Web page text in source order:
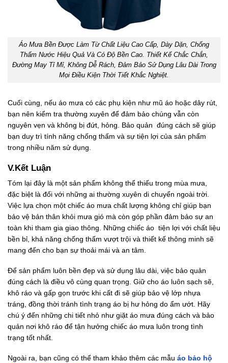
Áo Mưa Bền Được Làm Từ Chất Liệu Cao Cấp, Dày Dặn, Chống
Thấm Nước Hiệu Quả Và Có Độ Bền Cao. Thiết Kế Chắc Chắn,
Đường May Tỉ Mỉ, Không Dễ Rách, Đảm Bảo Sử Dụng Lâu Dài Trong
Mọi Điều Kiện Thời Tiết Khắc Nghiệt.
Cuối cùng, nếu áo mưa có các phụ kiện như mũ áo hoặc dây rút,
bạn nên kiểm tra thường xuyên để đảm bảo chúng vẫn còn
nguyên vẹn và không bị đứt, hỏng. Bảo quản đúng cách sẽ giúp
bạn duy trì tính năng chống thấm và sự tiện lợi của sản phẩm
trong nhiều năm sử dụng.
V.Kết Luận
Tóm lại đây là một sản phẩm không thể thiếu trong mùa mưa,
đặc biệt là đối với những ai thường xuyên di chuyển ngoài trời.
Việc lựa chọn một chiếc áo mưa chất lượng không chỉ giúp bạn
bảo vệ bản thân khỏi mưa gió mà còn góp phần đảm bảo sự an
toàn khi tham gia giao thông. Những chiếc áo tiện lợi với chất liệu
bền bỉ, khả năng chống thấm vượt trội và thiết kế thông minh sẽ
mang đến cho bạn sự thoải mái và an tâm.
Để sản phẩm luôn bền đẹp và sử dụng lâu dài, việc bảo quản
đúng cách là điều vô cùng quan trọng. Giữ cho áo luôn sạch sẽ,
khô ráo và gấp gọn trước khi cất đi sẽ giúp bảo vệ lớp nhựa
tráng, đồng thời tránh tình trạng áo bị hư hỏng do ẩm ướt. Hãy
chú ý đến những chi tiết nhỏ như giặt áo mưa đúng cách và bảo
quản nơi khô ráo để tận hưởng chiếc áo mưa luôn trong tình
trạng tốt nhất.
Ngoài ra, bạn cũng có thể tham khảo thêm các mẫu áo bảo hộ